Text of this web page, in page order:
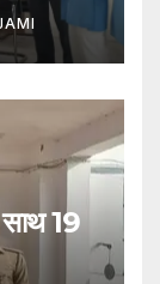
19